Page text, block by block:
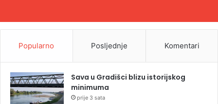
Popularno Posljednje Komentari
Sava u Gradišci blizu istorijskog
minimuma
prije 3 sata